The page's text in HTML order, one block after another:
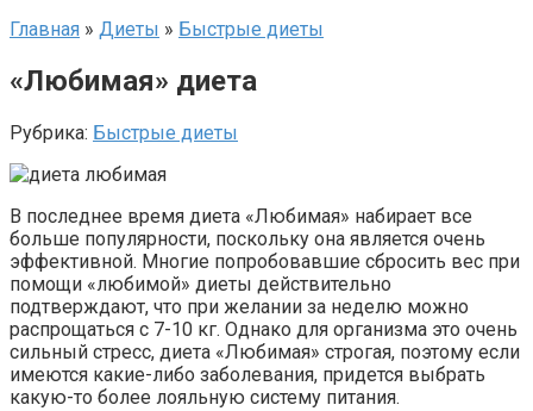
Главная » Диеты » Быстрые диеты
«Любимая» диета
Рубрика: Быстрые диеты
В последнее время диета «Любимая» набирает все
больше популярности, поскольку она является очень
эффективной. Многие попробовавшие сбросить вес при
помощи «любимой» диеты действительно
подтверждают, что при желании за неделю можно
распрощаться с 7-10 кг. Однако для организма это очень
сильный стресс, диета «Любимая» строгая, поэтому если
имеются какие-либо заболевания, придется выбрать
какую-то более лояльную систему питания.